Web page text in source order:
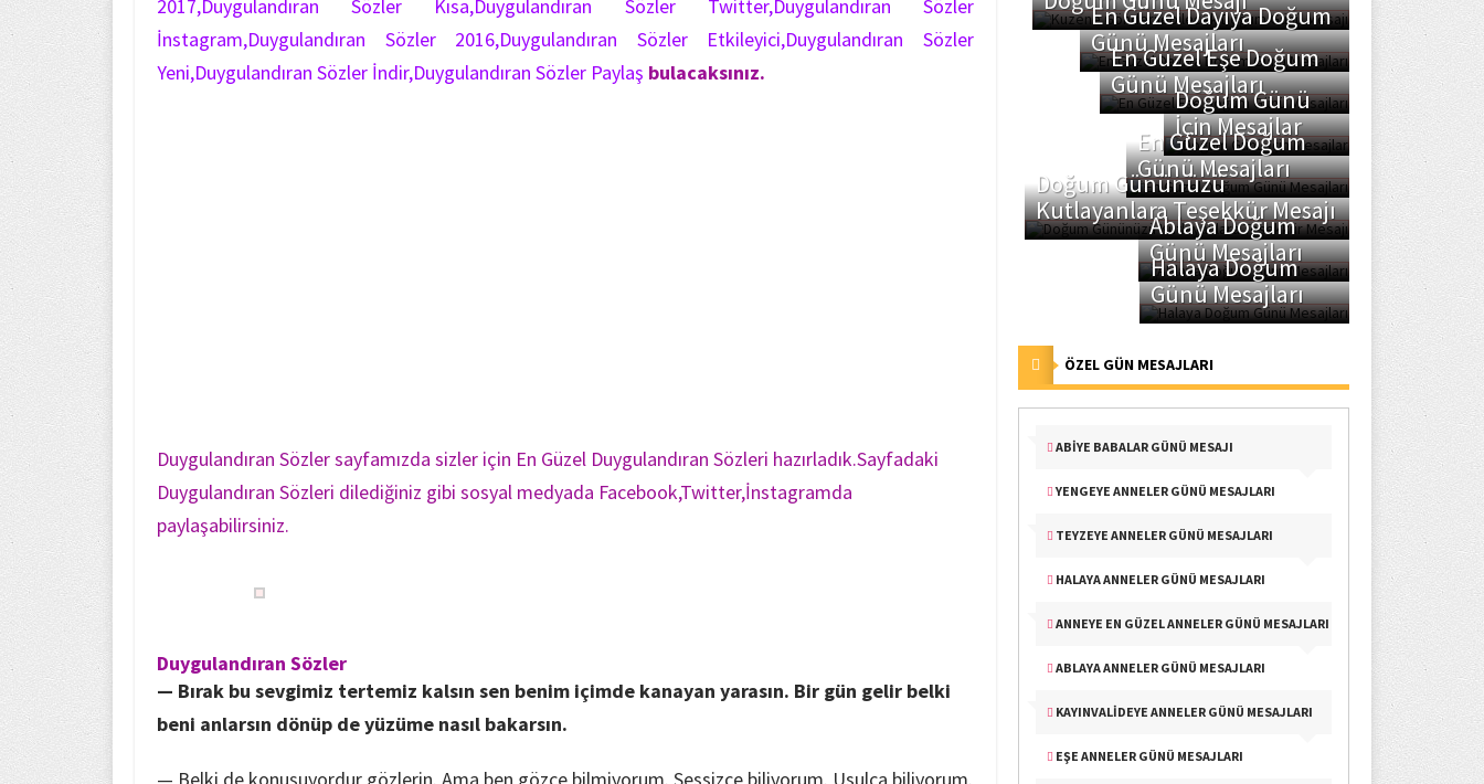
2017,Duygulandıran Sözler Kısa,Duygulandıran Sözler Twitter,Duygulandıran Sözler
İnstagram,Duygulandıran Sözler 2016,Duygulandıran Sözler Etkileyici,Duygulandıran Sözler
Yeni,Duygulandıran Sözler İndir,Duygulandıran Sözler Paylaş bulacaksınız.
Duygulandıran Sözler sayfamızda sizler için En Güzel Duygulandıran Sözleri hazırladık.Sayfadaki
Duygulandıran Sözleri dilediğiniz gibi sosyal medyada Facebook,Twitter,İnstagramda
paylaşabilirsiniz.
Duygulandıran Sözler
— Bırak bu sevgimiz tertemiz kalsın sen benim içimde kanayan yarasın. Bir gün gelir belki
beni anlarsın dönüp de yüzüme nasıl bakarsın.
En Güzel Dayıya Doğum
Günü Mesajları
En Güzel Eşe Doğum
Günü Mesajları
Doğum Günü
İçin Mesajlar
En Güzel Doğum
Günü Mesajları
Doğum Gününüzü
Kutlayanlara Teşekkür Mesajı
Ablaya Doğum
Günü Mesajları
Halaya Doğum
Günü Mesajları
ÖZEL GÜN MESAJLARI
ABIYE BABALAR GÜNÜ MESAJI
YENGEYE ANNELER GÜNÜ MESAJLARI
TEYZEYE ANNELER GÜNÜ MESAJLARI
HALAYA ANNELER GÜNÜ MESAJLARI
ANNEYE EN GÜZEL ANNELER GÜNÜ MESAJLARI
ABLAYA ANNELER GÜNÜ MESAJLARI
KAYINVALIDEYE ANNELER GÜNÜ MESAJLARI
EŞE ANNELER GÜNÜ MESAJLARI